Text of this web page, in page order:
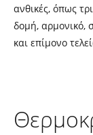
ανθικές, όπως
δομή, αρμονικό,
και επίμονο